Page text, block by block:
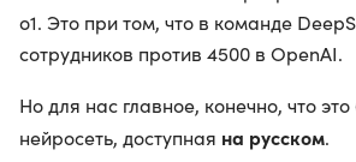
o1. Это при том, что в команде
сотрудников против 4500 в OpenAI.
Но для нас главное, конечно, что это
нейросеть, доступная на русском.